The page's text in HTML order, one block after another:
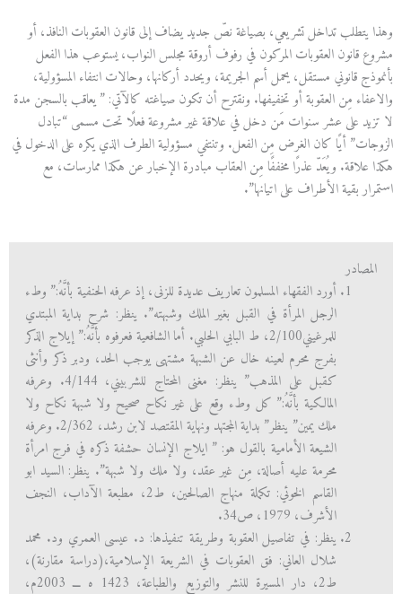
وهذا يتطلب تداخل تشريعي، بصياغة نصّ جديد يضاف إلى قانون العقوبات النافذ، أو
مشروع قانون العقوبات المركون في رفوف أروقة مجلس النواب، يستوعب هذا الفعل
بأنموذج قانوني مستقل، يحمل أسم الجريمة، ويحدد أركانها، وحالات انتفاء المسؤولية،
والاعفاء مِن العقوبة أو تخفيفها. ونقترح أن تكون صياغته كالآتي: ” يعاقب بالسجن مدة
لا تزيد على عشر سنوات مَن دخل في علاقة غير مشروعة فعلًا تحت مسمى “تبادل
الزوجات” أيًا كان الغرض مِن الفعل. وتنتفي مسؤولية الطرف الذي يكره على الدخول في
هكذا علاقة. ويُعَدّ عذرًا مخففًا مِن العقاب مبادرة الإخبار عن هكذا ممارسات، مع
استمرار بقية الأطراف على اتيانها”.
المصادر
أورد الفقهاء المسلمون تعاريف عديدة للزنى، إذ عرفه الحنفية بأنَّهُ:” وطء
الرجل المرأة في القبل بغير الملك وشبهته”. ينظر: شرح بداية المبتدي
للمرغيني2/100، ط البابي الحلبي. أما الشافعية فعرفوه بأنَّهُ:” إيلاج الذكر
بفرج محرم لعينه خال عن الشبهة مشتهى يوجب الحد، ودبر ذكر وأنثى
كقبل على المذهب” ينظر: مغنى المحتاج للشربيني، 4/144. وعرفه
المالكية بأنَّهُ:” كل وطء وقع على غير نكاح صحيح ولا شبهة نكاح ولا
ملك يمين” ينظر” بداية المجتهد ونهاية المقتصد لابن رشد، 2/362. وعرفه
الشيعة الأمامية بالقول هو: ” ايلاج الإنسان حشفة ذكره في فرج امرأة
محرمة عليه أصالة، مِن غير عقد، ولا ملك ولا شبهة”. ينظر: السيد ابو
القاسم الخوئي: تكملة منهاج الصالحين، ط2، مطبعة الآداب، النجف
الأشرف، 1979، ص34.
ينظر: في تفاصيل العقوبة وطريقة تنفيذها: د. عيسى العمري ود. محمد
شلال العاني: فق العقوبات في الشريعة الإسلامية،(دراسة مقارنة)،
ط2، دار المسيرة للنشر والتوزيع والطباعة، 1423 ه ـــ 2003م،